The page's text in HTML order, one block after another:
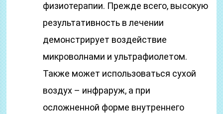
физиотерапии. Прежде всего, высокую
результативность в лечении
демонстрирует воздействие
микроволнами и ультрафиолетом.
Также может использоваться сухой
воздух – инфраруж, а при
осложненной форме внутреннего